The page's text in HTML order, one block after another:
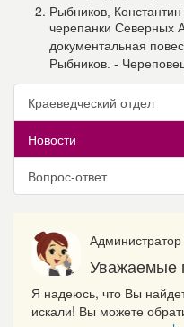
Рыбников,
черепанки Северных
документальная
Рыбников. -
Краеведческий отдел
Новости
Вопрос-ответ
Администратор
Уважаемые
Я надеюсь, что Вы
искали! Вы можете